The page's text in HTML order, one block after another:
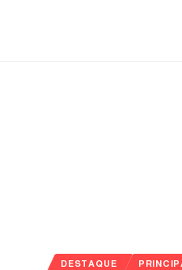
DESTAQUE